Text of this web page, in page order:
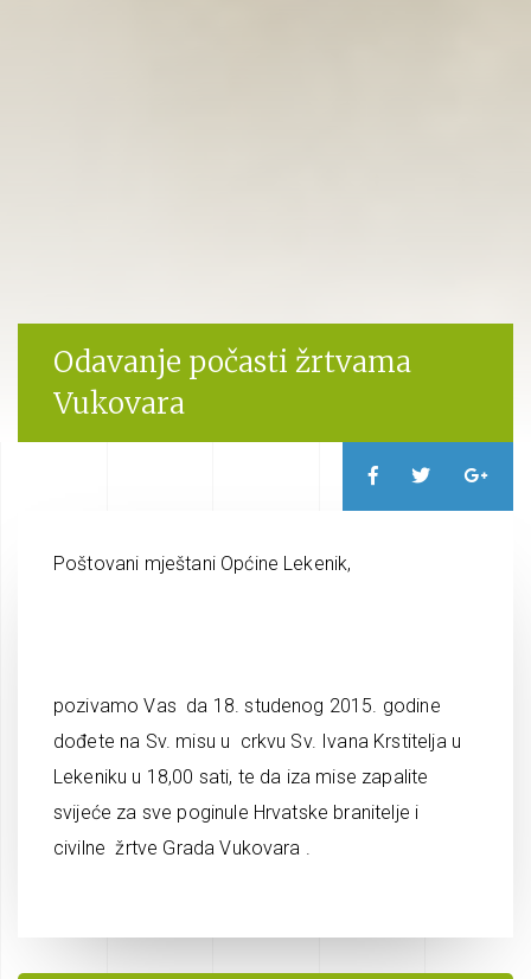
Odavanje počasti žrtvama
Vukovara
Poštovani mještani Općine Lekenik,
pozivamo Vas da 18. studenog 2015. godine
dođete na Sv. misu u crkvu Sv. Ivana Krstitelja u
Lekeniku u 18,00 sati, te da iza mise zapalite
svijeće za sve poginule Hrvatske branitelje i
civilne žrtve Grada Vukovara .